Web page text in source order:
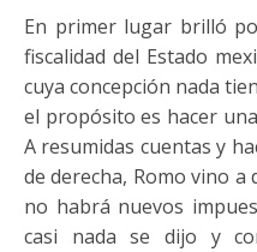
En primer lugar brilló
fiscalidad del Estado
cuya concepción nada
el propósito es hacer
A resumidas cuentas y
de derecha, Romo vino
no habrá nuevos
casi nada se dijo y